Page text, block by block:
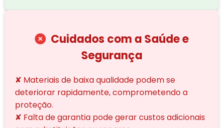
Cuidados com a Saúde e
Segurança
✘ Materiais de baixa qualidade podem se
deteriorar rapidamente, comprometendo a
proteção.
✘ Falta de garantia pode gerar custos adicionais